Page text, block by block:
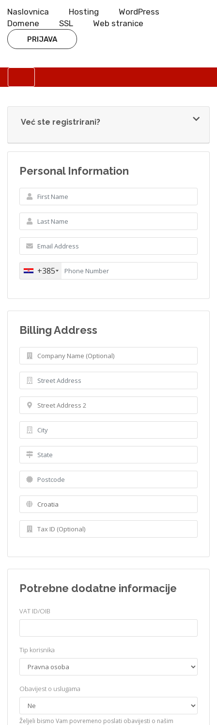
Naslovnica Hosting
WordPress
Domene
SSL Web stranice
PRIJAVA
Već ste registrirani?
Personal Information
+385
Billing Address
Potrebne dodatne informacije
VAT ID/OIB
Tip korisnika
Obavijest o uslugama
Željeli bismo Vam povremeno poslati obavijesti o našim